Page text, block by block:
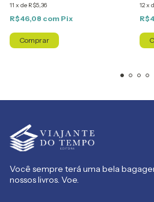
11 x de R$5,36
R$46,08 com Pix
12x
Você sempre terá uma bela
nossos livros. Voe.